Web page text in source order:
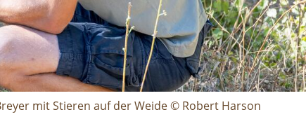
mit Stieren auf der Weide © Robert Harson